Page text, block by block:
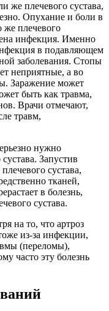
же плечевого сустава,
Опухание и боли в
же плечевого
инфекция. Именно
в подавляющем
заболевания. Стопы
неприятные, а во
Заражение может
быть как травма,
Врачи отмечают,
травм,
нужно
Запустив
сустава,
тканей,
в болезнь,
сустава.
на то, что артроз
из-за инфекции,
(переломы),
часто эту болезнь